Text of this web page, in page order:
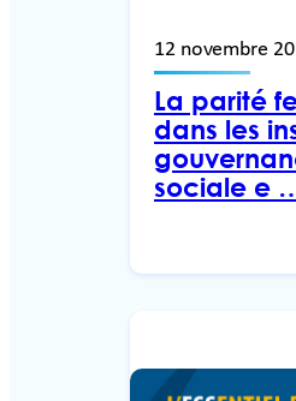
12 novembre
La parité
dans les
sociale e